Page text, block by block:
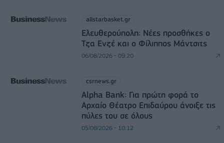
allstarbasket.gr
Ελευθερούπολη: Νέες προσθήκες ο
Τζα Ενζέ και ο Φίλιππος Μάντσιτς
06/08/2026 - 09:20
csrnews.gr
Alpha Bank: Για πρώτη φορά το
Αρχαίο Θέατρο Επιδαύρου άνοιξε τις
πύλες του σε όλους
05/08/2026 - 10:12